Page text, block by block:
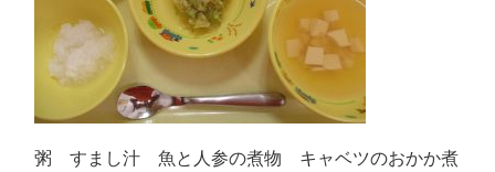
粥 すまし汁 魚と人参の煮物 キャベツのおかか煮